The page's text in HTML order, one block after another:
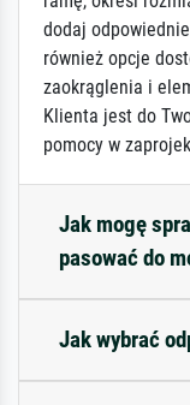
dodaj
również opcje
zaokrąglenia i
Klienta jest do
pomocy w
Jak mogę
pasować do
Jak wybrać